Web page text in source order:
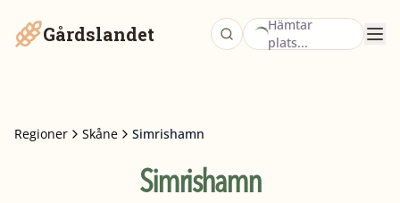
Gårdslandet
Hämtar
plats...
Regioner Skåne Simrishamn
Simrishamn